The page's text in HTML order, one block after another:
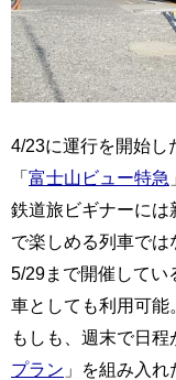
4/23に運行を開始し
「富士山ビュー特急
鉄道旅ビギナーには
で楽しめる列車では
5/29まで開催してい
車としても利用可能。
もしも、週末で日
プラン 」を組み入れ